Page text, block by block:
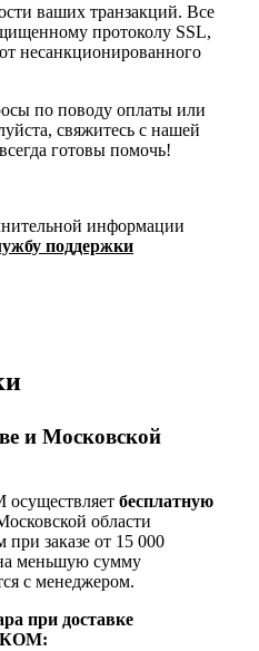
ваших транзакций. Все
протоколу SSL,
несанкционированного
по поводу оплаты или
свяжитесь с нашей
готовы помочь!
информации
поддержки
и Московской
бесплатную
области
заказе от 15 000
меньшую сумму
с менеджером.
при доставке